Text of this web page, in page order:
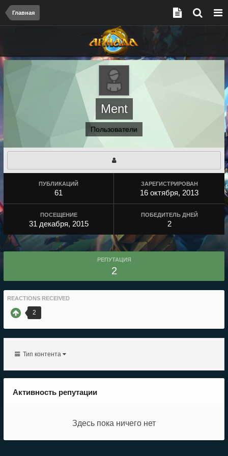
Главная
Ment
Пользователи
ПУБЛИКАЦИЙ
61
ЗАРЕГИСТРИРОВАН
16 октября, 2013
ПОСЕЩЕНИЕ
31 декабря, 2015
ПОБЕДИТЕЛЬ ДНЕЙ
2
РЕПУТАЦИЯ
2
REACTIONS RECEIVED
2
Тип контента
Активность репутации
Здесь пока ничего нет